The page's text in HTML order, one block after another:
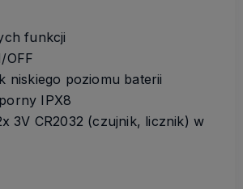
funkcji
OFF
niskiego poziomu baterii
IPX8
3V CR2032 (czujnik, licznik) w